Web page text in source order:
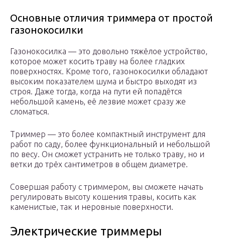
Основные отличия триммера от простой
газонокосилки
Газонокосилка — это довольно тяжёлое устройство,
которое может косить траву на более гладких
поверхностях. Кроме того, газонокосилки обладают
высоким показателем шума и быстро выходят из
строя. Даже тогда, когда на пути ей попадётся
небольшой камень, её лезвие может сразу же
сломаться.
Триммер — это более компактный инструмент для
работ по саду, более функциональный и небольшой
по весу. Он сможет устранить не только траву, но и
ветки до трёх сантиметров в общем диаметре.
Совершая работу с триммером, вы сможете начать
регулировать высоту кошения травы, косить как
каменистые, так и неровные поверхности.
Электрические триммеры